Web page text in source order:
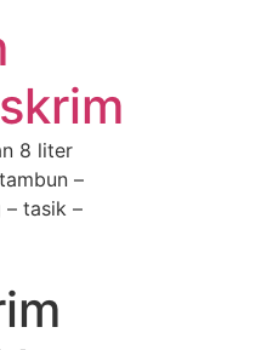
8 liter
–
– tasik –